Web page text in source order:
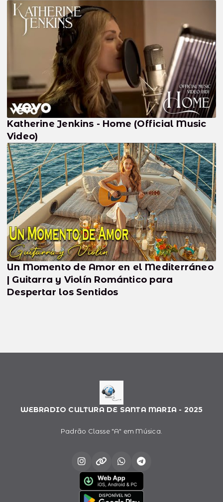
Katherine Jenkins - Home (Official Music
Video)
Un Momento de Amor en el Mediterráneo
| Guitarra y Violín Romántico para
Despertar los Sentidos
WEBRADIO CULTURA DE SANTA MARIA - 2025
Padrão Classe "A" em Música.